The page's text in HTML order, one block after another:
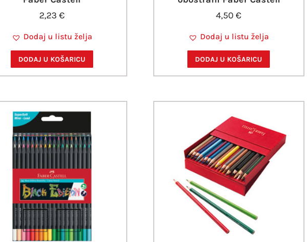
2,23 €
Dodaj u listu želja
DODAJ U KOŠARICU
4,50€
Dodaj u listu želja
DODAJ U KOŠARICU